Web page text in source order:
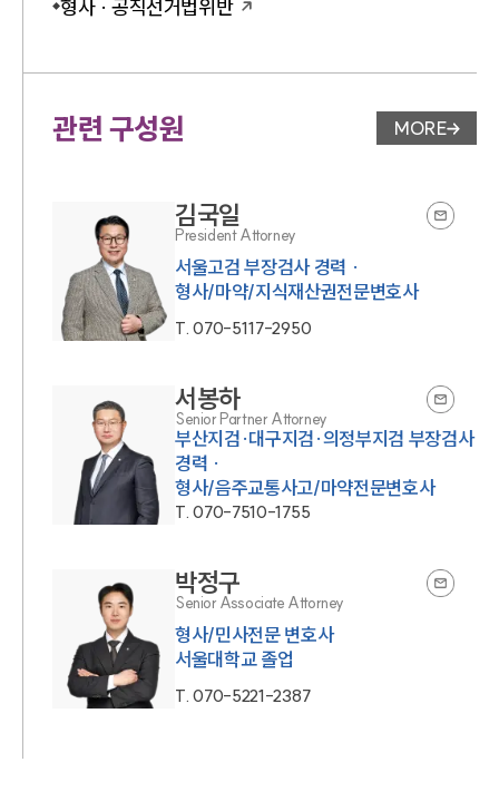
형사 · 공직선거법위반
관련 구성원 변호사 페
MORE
김국일
President Attorney
서울고검 부장검사 경력 ·
형사/마약/지식재산권전문변호사
T.070-5117-2950
서봉하
Senior Partner Attorney
부산지검·대구지검·의정부지검 부장검사
경력 ·
형사/음주교통사고/마약전문변호사
T.070-7510-1755
박정구
Senior Associate Attorney
형사/민사전문 변호사
서울대학교 졸업
T.070-5221-2387